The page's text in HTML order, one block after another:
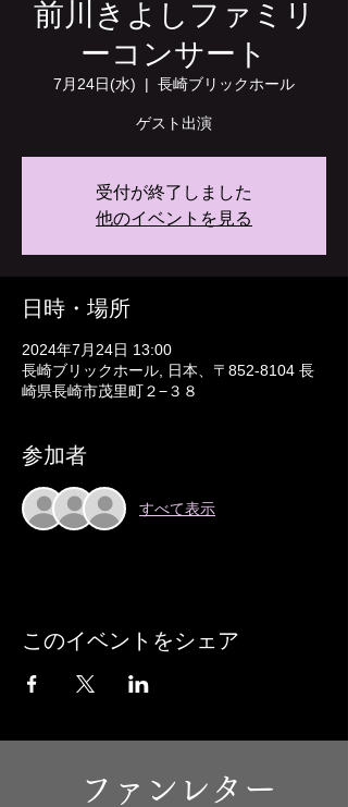
前川きよしファミリ
ーコンサート
7月24日(水)
  |
長崎ブリックホール
ゲスト出演
受付が終了しました
他のイベントを見る
日時・場所
2024年7月24日 13:00
長崎ブリックホール, 日本、〒852-8104 長
崎県長崎市茂里町２−３８
参加者
すべて表示
このイベントをシェア
ファンレター